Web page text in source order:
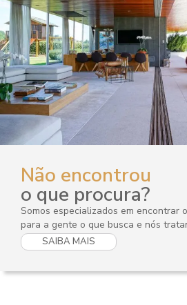
Não encontrou
o que procura?
Somos especializados em encontrar
para a gente o que busca e nós
SAIBA MAIS